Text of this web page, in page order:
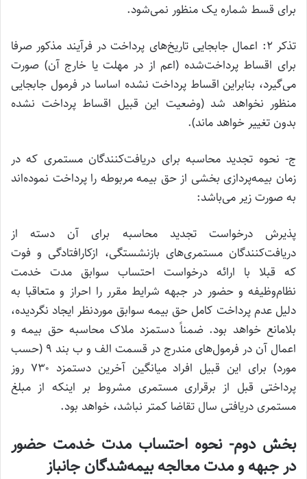
برای قسط شماره یک منظور نمی‌شود.
تذکر ۲: اعمال جابجایی تاریخ‌های پرداخت در فرآیند مذکور صرفا
برای اقساط پرداخت‌شده (اعم از در مهلت یا خارج آن) صورت
می‌گیرد، بنابراین اقساط پرداخت نشده اساسا در فرمول جابجایی
منظور نخواهد شد (وضعیت این قبیل اقساط پرداخت نشده
بدون تغییر خواهد ماند).
ج- نحوه تجدید محاسبه برای دریافت‌کنندگان مستمری که در
زمان بیمه‌پردازی بخشی از حق بیمه مربوطه را پرداخت نموده‌اند
به صورت زیر می‌باشد:
پذیرش درخواست تجدید محاسبه برای آن دسته از
دریافت‌کنندگان مستمری‌های بازنشستگی، ازکارافتادگی و فوت
که قبلا با ارائه درخواست احتساب سوابق مدت خدمت
نظام‌وظیفه و حضور در جبهه شرایط مقرر را احراز و متعاقبا به
دلیل عدم پرداخت کامل حق بیمه سوابق موردنظر ایجاد نگردیده،
بلامانع خواهد بود. ضمناً دستمزد ملاک محاسبه حق بیمه و
اعمال آن در فرمول‌های مندرج در قسمت الف و ب بند ۹ (حسب
مورد) برای این قبیل افراد میانگین آخرین دستمزد ۷۳۰ روز
پرداختی قبل از برقراری مستمری مشروط بر اینکه از مبلغ
مستمری دریافتی سال تقاضا کمتر نباشد، خواهد بود.
بخش دوم- نحوه احتساب مدت خدمت حضور
در جبهه و مدت معالجه بیمه‌شدگان جانباز